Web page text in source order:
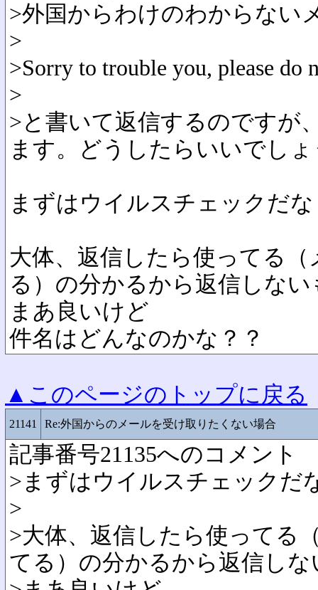
>外国からわけのわからない
>
>Sorry to trouble you, please do
>
>と書いて返信するのですが
ます。どうしたらいいでし
まずはウイルスチェックだな
大体、返信したら使ってる
る）の分かるから返信しな
まあ良いけど
件名はどんなのかな？？
▲このページのトップに戻る
21141 Re:外国からのメールを受け取りたくない場合
記事番号21135へのコメント
>まずはウイルスチェックだ
>
>大体、返信したら使ってる
てる）の分かるから返信し